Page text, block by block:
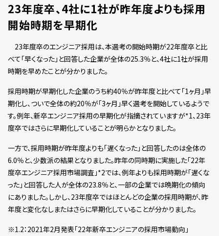
23年度卒、4社に1社が昨年度よりも採用
開始時期を早期化
23年度卒のエンジニア採用は、本選考の開始時期が22年度卒と比
べて「早くなった」と回答した企業が全体の25.3％と、4社に1社が採用
時期を早めたことが分かりました。
採用時期が早期化した企業のうち約40％が昨年度と比べて「1ヶ月」早
期化し、ついで全体の約20％が「3ヶ月」早く選考を開始しているようで
す。例年、新卒エンジニア採用の早期化が指摘されていますが*1、23年
度卒ではさらに早期化していることが明らかとなりました。
一方で、採用時期が昨年度よりも「遅くなった」と回答したのは全体の
6.0％と、少数派の結果となりました。昨年の同時期に実施した「22年
度卒エンジニア採用市場調査」*2では、例年よりも採用時期が「遅くな
った」と回答した人が全体の23.8％と、一部の企業では晩期化の傾向
にありました。しかし、23年度卒ではほとんどの企業の採用時期が、昨
年度と変化なしまたはさらに早期化していることが分かりました。
※1.2：2021年2月発表「22年新卒エンジニアの採用市場動向」